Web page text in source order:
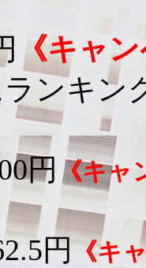
《キャ
ンキン
円 《キャ
円《キ